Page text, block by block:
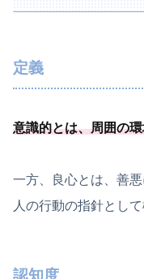
定義
意識的とは、周囲の
一方、良心とは、善
人の行動の指針とし
認知度